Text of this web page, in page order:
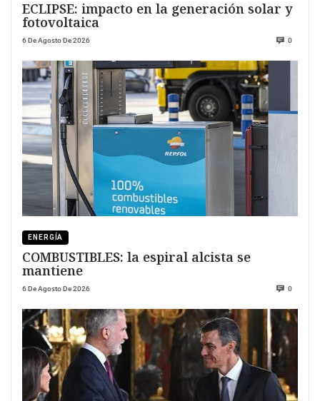
ECLIPSE: impacto en la generación solar y
fotovoltaica
6 De Agosto De 2026 0
ENERGÍA
COMBUSTIBLES: la espiral alcista se
mantiene
6 De Agosto De 2026 0